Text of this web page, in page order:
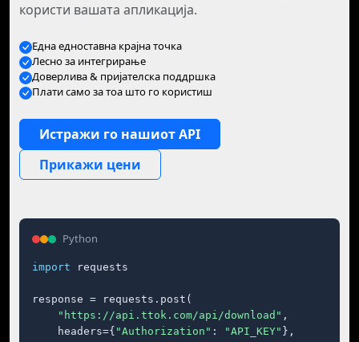
користи вашата апликација.
Една едноставна крајна точка
Лесно за интегрирање
Доверлива & пријателска поддршка
Плати само за тоа што го користиш
Истражи го нашиот API
Прикажи цени
Python
import requests
response = requests.post(
"https://api.ttok.com/api/download" ,
    headers={
"Authorization" : "API_KEY" },